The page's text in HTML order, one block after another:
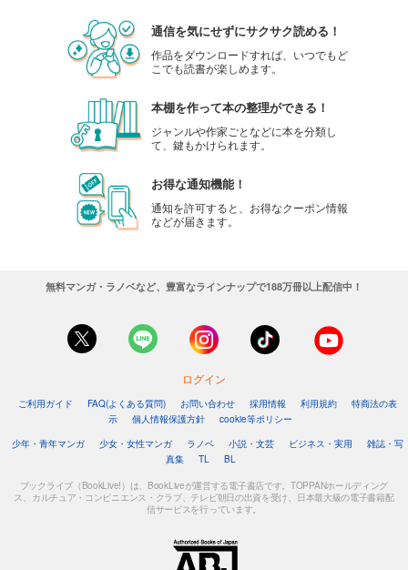
通信を気にせずにサクサク読める！
作品をダウンロードすれば、いつでもど
こでも読書が楽しめます。
本棚を作って本の整理ができる！
ジャンルや作家ごとなどに本を分類し
て、鍵もかけられます。
お得な通知機能！
通知を許可すると、お得なクーポン情報
などが届きます。
無料マンガ・ラノベなど、豊富なラインナップで188万冊以上配信中！
ログイン
ご利用ガイド FAQ(よくある質問) お問い合わせ 採用情報 利用規約
特商法の表
示
個人情報保護方針
cookie等ポリシー
少年・青年マンガ
少女・女性マンガ ラノベ 小説・文芸 ビジネス・実用
雑誌・写
真集
TL BL
ブックライブ（BookLive!）は、BookLiveが運営する電子書店です。TOPPANホールディング
ス、カルチュア・コンビニエンス・クラブ、テレビ朝日の出資を受け、日本最大級の電子書籍配
信サービスを行っています。